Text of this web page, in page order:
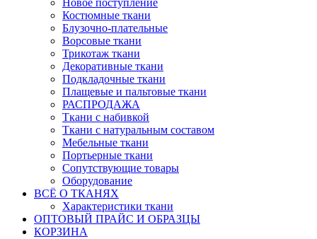
Новое поступление
Костюмные ткани
Блузочно-плательные
Ворсовые ткани
Трикотаж ткани
Декоративные ткани
Подкладочные ткани
Плащевые и пальтовые ткани
РАСПРОДАЖА
Ткани с набивкой
Ткани с натуральным составом
Мебельные ткани
Портьерные ткани
Сопутствующие товары
Оборудование
ВСЁ О ТКАНЯХ
Характеристики ткани
ОПТОВЫЙ ПРАЙС И ОБРАЗЦЫ
КОРЗИНА